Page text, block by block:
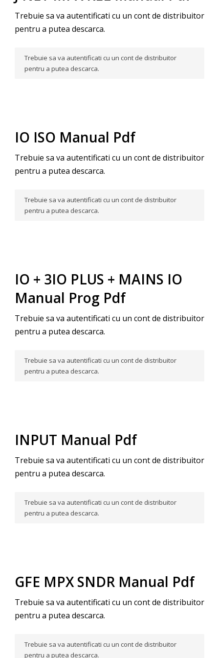
Trebuie sa va autentificati cu un cont de distribuitor
pentru a putea descarca.
Trebuie sa va autentificati cu un cont de distribuitor
pentru a putea descarca.
IO ISO Manual Pdf
Trebuie sa va autentificati cu un cont de distribuitor
pentru a putea descarca.
Trebuie sa va autentificati cu un cont de distribuitor
pentru a putea descarca.
IO + 3IO PLUS + MAINS IO
Manual Prog Pdf
Trebuie sa va autentificati cu un cont de distribuitor
pentru a putea descarca.
Trebuie sa va autentificati cu un cont de distribuitor
pentru a putea descarca.
INPUT Manual Pdf
Trebuie sa va autentificati cu un cont de distribuitor
pentru a putea descarca.
Trebuie sa va autentificati cu un cont de distribuitor
pentru a putea descarca.
GFE MPX SNDR Manual Pdf
Trebuie sa va autentificati cu un cont de distribuitor
pentru a putea descarca.
Trebuie sa va autentificati cu un cont de distribuitor
pentru a putea descarca.